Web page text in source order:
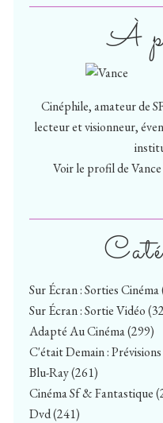
Sur Écran : Sorties Cinéma
Sur Écran : Sortie Vidéo
Adapté Au Cinéma(299)
C'était Demain :
Blu-Ray(261)
Cinéma Sf & Fantastique
Dvd(241)
À
Cinéphile, amateur de
lecteur et visionneur,
Voir le profil deVance